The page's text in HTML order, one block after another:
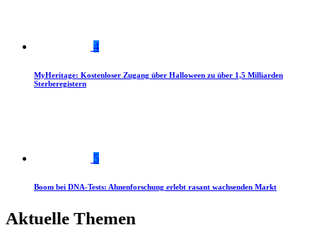
4
MyHeritage: Kostenloser Zugang über Halloween zu über 1,5 Milliarden
Sterberegistern
5
Boom bei DNA-Tests: Ahnenforschung erlebt rasant wachsenden Markt
Aktuelle Themen